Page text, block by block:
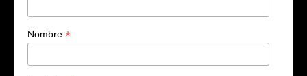
Nombre *